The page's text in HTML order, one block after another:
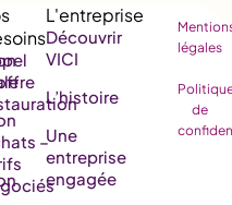
–
Découvrir
VICI
L’histoire
Une
entreprise
engagée
légales
de